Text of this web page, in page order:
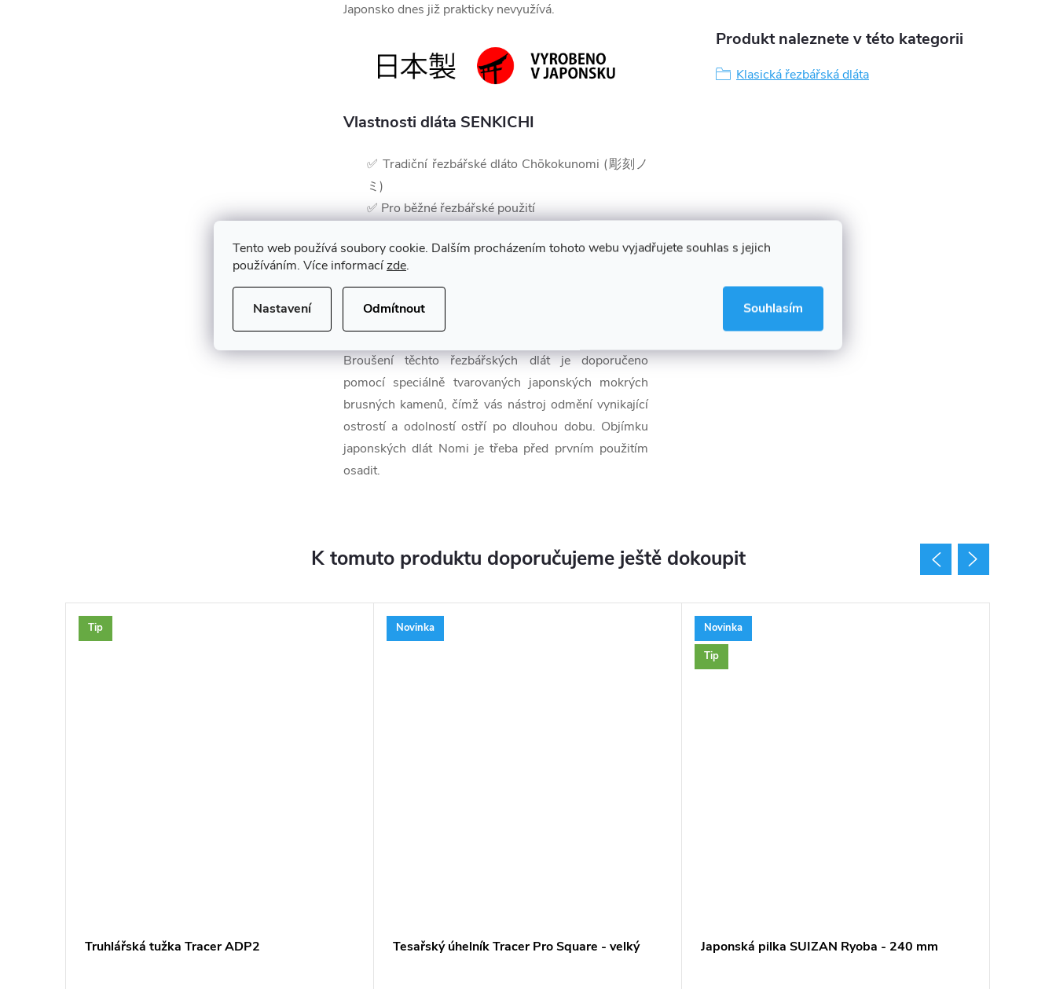
Tento web používá soubory cookie. Dalším procházením tohoto webu vyjadřujete souhlas s jejich
používáním. Více informacízde.
Nastavení Odmítnout Souhlasím
Japonsko dnes již prakticky nevyužívá.
Vlastnosti dláta SENKICHI
✅ Tradiční řezbářské dláto Chōkokunomi (彫刻ノ
ミ)
✅ Pro běžné řezbářské použití
✅ Ostrá a opětovně brousitelná čepel
✅ U profil čepele
✅ Tvrdost čepele až 62 Rc
✅ Vyrobeno v Japonsku
Broušení těchto řezbářských dlát je doporučeno
pomocí speciálně tvarovaných japonských mokrých
brusných kamenů, čímž vás nástroj odmění vynikající
ostrostí a odolností ostří po dlouhou dobu. Objímku
japonských dlát Nomi je třeba před prvním použitím
osadit.
Produkt naleznete v této kategorii
Klasická řezbářská dláta
K tomuto produktu doporučujeme ještě dokoupit
Tip
Truhlářská tužka Tracer ADP2
Novinka
Tesařský úhelník Tracer Pro Square - velký
Novinka
Tip
Japonská pilka SUIZAN Ryoba - 240 mm